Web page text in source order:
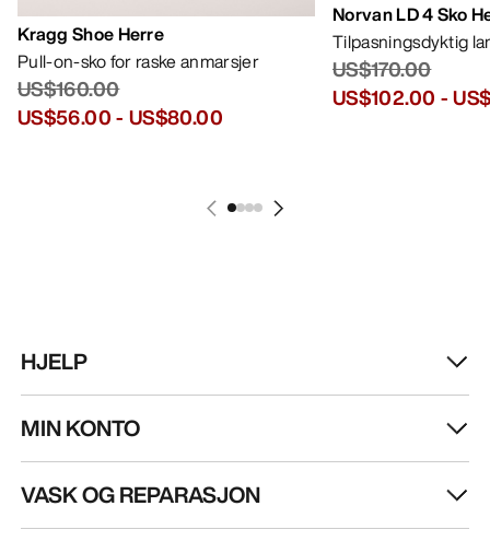
Kragg Shoe Herre
Pull-on-sko for raske anmarsjer
US$160.00
US$56.00- US$80.00
Norvan LD 4 Sko
Tilpasningsdyktig
US$170.00
US$102.00 -
HJELP
MIN KONTO
VASK OG REPARASJON